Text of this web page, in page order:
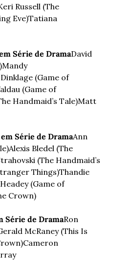
Russell (The
Eve)Tatiana
Série de DramaDavid
Mandy
(Game of
(Game of
Handmaid’s Tale)Matt
Série de DramaAnn
Alexis Bledel (The
(The Handmaid’s
Things)Thandie
(Game of
Crown)
Série de DramaRon
McRaney (This Is
Cameron